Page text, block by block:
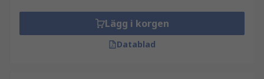
Lägg i korgen
Datablad